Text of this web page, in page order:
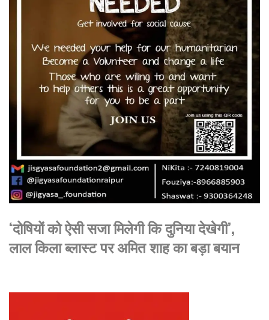
‘दोषियों को ऐसी सजा मिलेगी कि दुनिया देखेगी’,
लाल किला ब्लास्ट पर अमित शाह का बड़ा बयान